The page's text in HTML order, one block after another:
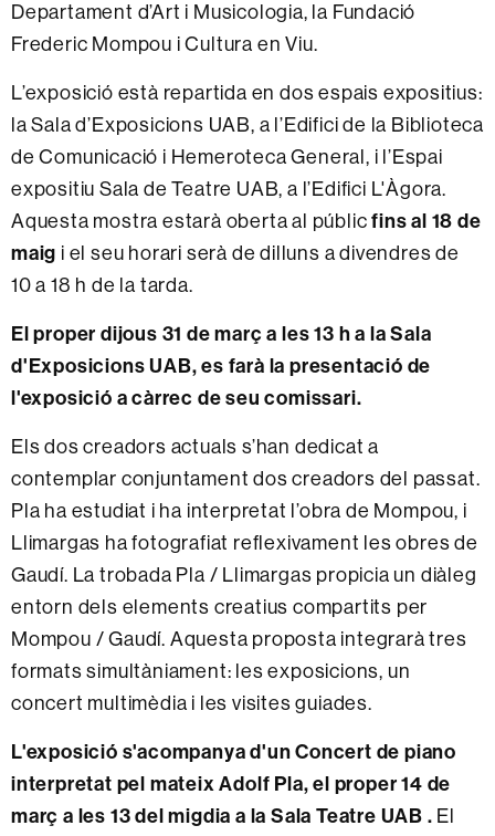
Departament d’Art i Musicologia, la Fundació
Frederic Mompou i Cultura en Viu.
L’exposició està repartida en dos espais expositius:
la Sala d’Exposicions UAB, a l’Edifici de la Biblioteca
de Comunicació i Hemeroteca General, i l’Espai
expositiu Sala de Teatre UAB, a l’Edifici L'Àgora.
Aquesta mostra estarà oberta al públicfins al 18 de
maig i el seu horari serà de dilluns a divendres de
10 a 18 h de la tarda.
El proper dijous 31 de març a les 13 h a la Sala
d'Exposicions UAB, es farà la presentació de
l'exposició a càrrec de seu comissari.
Els dos creadors actuals s’han dedicat a
contemplar conjuntament dos creadors del passat.
Pla ha estudiat i ha interpretat l’obra de Mompou, i
Llimargas ha fotografiat reflexivament les obres de
Gaudí. La trobada Pla / Llimargas propicia un diàleg
entorn dels elements creatius compartits per
Mompou / Gaudí. Aquesta proposta integrarà tres
formats simultàniament: les exposicions, un
concert multimèdia i les visites guiades.
L'exposició s'acompanya d'un Concert de piano
interpretat pel mateix Adolf Pla, el proper 14 de
març a les 13 del migdia a la Sala Teatre UAB . El